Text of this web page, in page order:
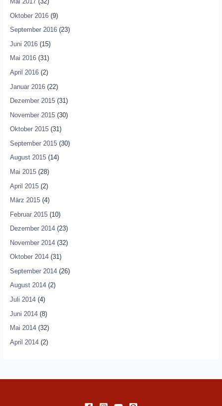
Oktober 2016(9)
September 2016(23)
Juni 2016(15)
Mai 2016(31)
April 2016(2)
Januar 2016(22)
Dezember 2015(31)
November 2015(30)
Oktober 2015(31)
September 2015(30)
August 2015(14)
Mai 2015(28)
April 2015(2)
März 2015(4)
Februar 2015(10)
Dezember 2014(23)
November 2014(32)
Oktober 2014(31)
September 2014(26)
August 2014(2)
Juli 2014(4)
Juni 2014(8)
Mai 2014(32)
April 2014(2)